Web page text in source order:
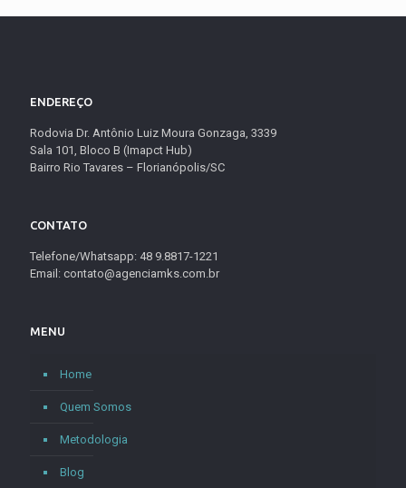
ENDEREÇO
Rodovia Dr. Antônio Luiz Moura Gonzaga, 3339
Sala 101, Bloco B (Imapct Hub)
Bairro Rio Tavares – Florianópolis/SC
CONTATO
Telefone/Whatsapp: 48 9.8817-1221
Email: contato@agenciamks.com.br
MENU
Home
Quem Somos
Metodologia
Blog